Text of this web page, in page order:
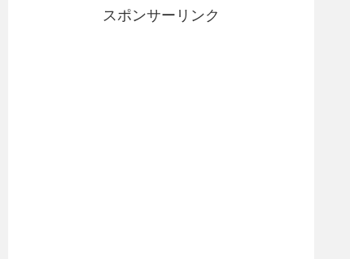
スポンサーリンク